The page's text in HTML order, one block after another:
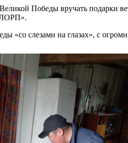
Победы вручать подарки
«со слезами на глазах», с